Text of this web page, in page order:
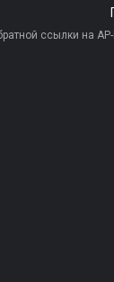
ссылки на